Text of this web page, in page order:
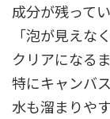
成分が残って
「泡が見えな
クリアになる
特にキャンバ
水も溜まりや